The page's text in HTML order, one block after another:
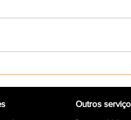
Outros